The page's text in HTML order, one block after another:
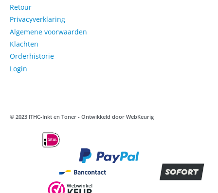
Retour
Privacyverklaring
Algemene voorwaarden
Klachten
Orderhistorie
Login
© 2023 ITHC-Inkt en Toner - Ontwikkeld door WebKeurig